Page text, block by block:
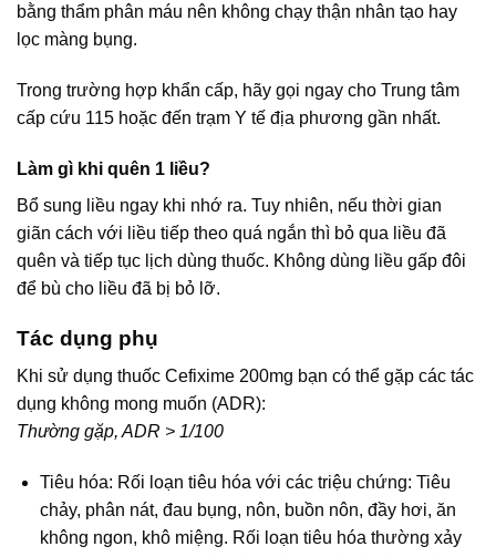
bằng thẩm phân máu nên không chạy thận nhân tạo hay
lọc màng bụng.
Trong trường hợp khẩn cấp, hãy gọi ngay cho Trung tâm
cấp cứu 115 hoặc đến trạm Y tế địa phương gần nhất.
Làm gì khi quên 1 liều?
Bổ sung liều ngay khi nhớ ra. Tuy nhiên, nếu thời gian
giãn cách với liều tiếp theo quá ngắn thì bỏ qua liều đã
quên và tiếp tục lịch dùng thuốc. Không dùng liều gấp đôi
để bù cho liều đã bị bỏ lỡ.
Tác dụng phụ
Khi sử dụng thuốc Cefixime 200mg bạn có thể gặp các tác
dụng không mong muốn (ADR):
Thường gặp, ADR > 1/100
Tiêu hóa: Rối loạn tiêu hóa với các triệu chứng: Tiêu
chảy, phân nát, đau bụng, nôn, buồn nôn, đầy hơi, ăn
không ngon, khô miệng. Rối loạn tiêu hóa thường xảy